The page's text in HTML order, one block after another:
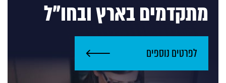
מתקדמים בארץ ובחו"ל
לפרטים נוספים